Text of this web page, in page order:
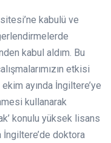
kabulü ve
kabul aldım. Bu
etkisi
ayında İngiltere’ye
kullanarak
konulu yüksek lisans
İngiltere’de doktora